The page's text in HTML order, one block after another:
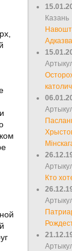
Казань
Кто